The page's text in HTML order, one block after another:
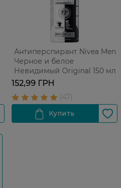
Антиперспирант Nivea Men
Черное и белое
Невидимый Original 150 мл
152,99 ГРН